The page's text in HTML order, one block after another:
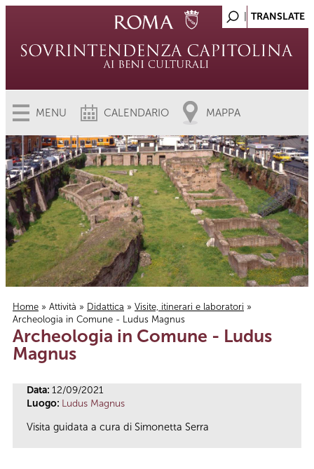
MENU CALENDARIO MAPPA
Tu sei qui
Home » Attività » Didattica » Visite, itinerari e laboratori »
Archeologia in Comune - Ludus Magnus
Archeologia in Comune - Ludus
Magnus
Data: 12/09/2021
Luogo: Ludus Magnus
Visita guidata a cura di Simonetta Serra